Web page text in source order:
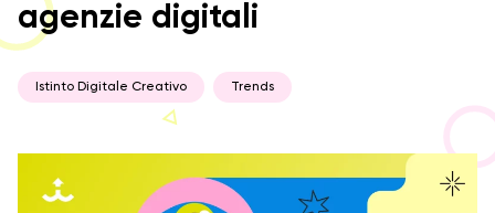
agenzie digitali
Istinto Digitale Creativo Trends